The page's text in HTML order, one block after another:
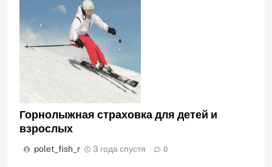
Горнолыжная страховка для детей и
взрослых
polet_fish_r 3 года спустя 0